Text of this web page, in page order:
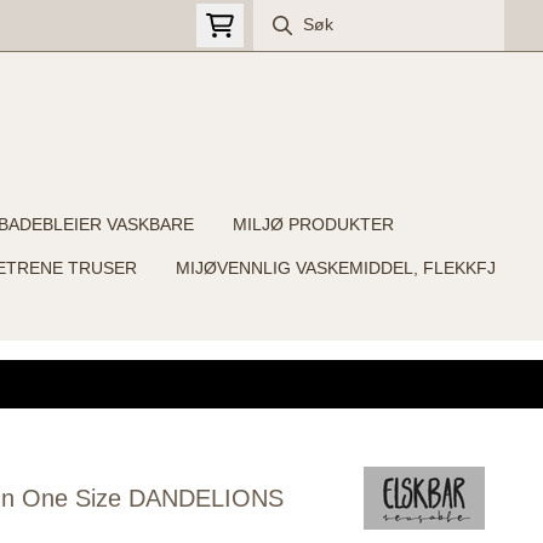
BADEBLEIER VASKBARE MILJØ PRODUKTER
TRUSER MIJØVENNLIG VASKEMIDDEL, FLEKKFJ
One Size DANDELIONS